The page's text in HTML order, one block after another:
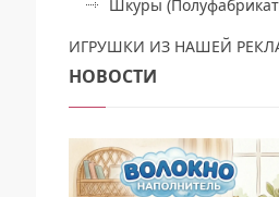
Шкуры
ИГРУШКИ ИЗ НАШЕЙ
НОВОСТИ